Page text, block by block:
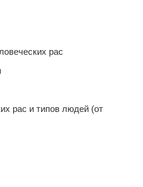
рас
рас и типов людей (от